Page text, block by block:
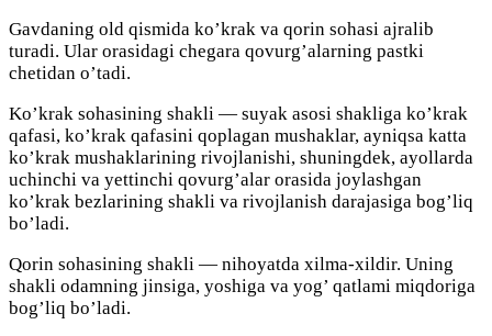
Gavdaning old qismida ko’krak va qorin sohasi ajralib
turadi. Ular orasidagi chegara qovurg’alarning pastki
chetidan o’tadi.
Ko’krak sohasining shakli — suyak asosi shakliga ko’krak
qafasi, ko’krak qafasini qoplagan mushaklar, ayniqsa katta
ko’krak mushaklarining rivojlanishi, shuningdek, ayollarda
uchinchi va yettinchi qovurg’alar orasida joylashgan
ko’krak bezlarining shakli va rivojlanish darajasiga bog’liq
bo’ladi.
Qorin sohasining shakli — nihoyatda xilma-xildir. Uning
shakli odamning jinsiga, yoshiga va yog’ qatlami miqdoriga
bog’liq bo’ladi.